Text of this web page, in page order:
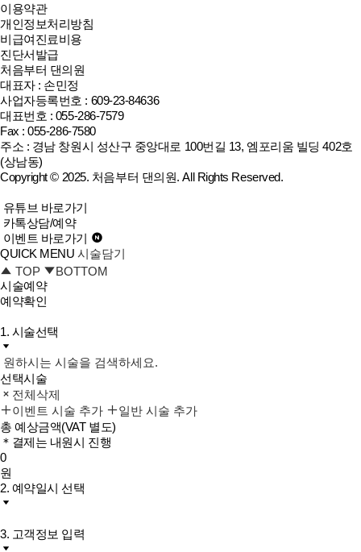
이용약관
개인정보처리방침
비급여진료비용
진단서발급
처음부터 댄의원
대표자 : 손민정
사업자등록번호 : 609-23-84636
대표번호 : 055-286-7579
Fax : 055-286-7580
주소 : 경남 창원시 성산구 중앙대로 100번길 13, 엠포리움 빌딩 402호
(상남동)
Copyright © 2025. 처음부터 댄의원. All Rights Reserved.
유튜브 바로가기
카톡상담/예약
이벤트 바로가기
QUICK MENU 시술담기
TOP
BOTTOM
시술예약
예약확인
1. 시술선택
원하시는 시술을 검색하세요.
선택시술
전체삭제
이벤트 시술 추가
일반 시술 추가
총 예상금액(VAT 별도)
＊결제는 내원시 진행
0
원
2. 예약일시 선택
3. 고객정보 입력